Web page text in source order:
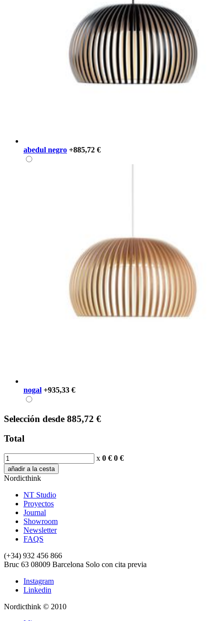
abedul negro +885,72 €
nogal +935,33 €
Selección desde 885,72 €
Total
x 0 € 0 €
añadir a la cesta
Nordicthink
NT Studio
Proyectos
Journal
Showroom
Newsletter
FAQS
(+34) 932 456 866
Bruc 63 08009 Barcelona Solo con cita previa
Instagram
Linkedin
Nordicthink © 2010